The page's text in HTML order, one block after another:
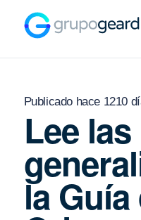
Publicado hace 1210
Lee las
la Guía